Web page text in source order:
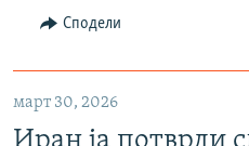
Сподели
март 30, 2026